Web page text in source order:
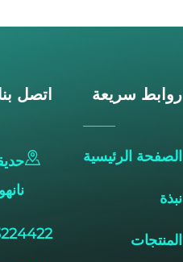
روابط سريعة
الصفحة الرئيسية
نبذة
المنتجات
اتصل